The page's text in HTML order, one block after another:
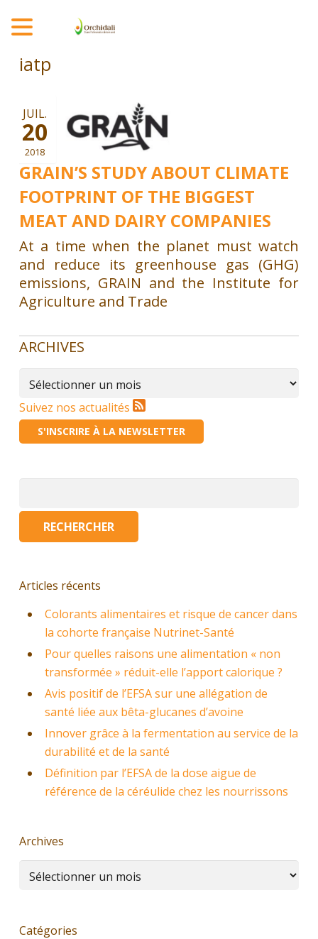
iatp
GRAIN’S STUDY ABOUT CLIMATE
FOOTPRINT OF THE BIGGEST
MEAT AND DAIRY COMPANIES
JUIL.
20
2018
At a time when the planet must watch
and reduce its greenhouse gas (GHG)
emissions, GRAIN and the Institute for
Agriculture and Trade
ARCHIVES
Archives
Suivez nos actualités
S'INSCRIRE À LA NEWSLETTER
Articles récents
Colorants alimentaires et risque de cancer dans
la cohorte française Nutrinet-Santé
Pour quelles raisons une alimentation « non
transformée » réduit-elle l’apport calorique ?
Avis positif de l’EFSA sur une allégation de
santé liée aux bêta-glucanes d’avoine
Innover grâce à la fermentation au service de la
durabilité et de la santé
Définition par l’EFSA de la dose aigue de
référence de la céréulide chez les nourrissons
Archives
Archives
Catégories